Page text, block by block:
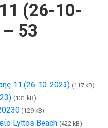
(26-10-
53
11 (26-10-2023) (117 kB)
(131 kB)
(129 kB)
Lyttos Beach (422 kB)